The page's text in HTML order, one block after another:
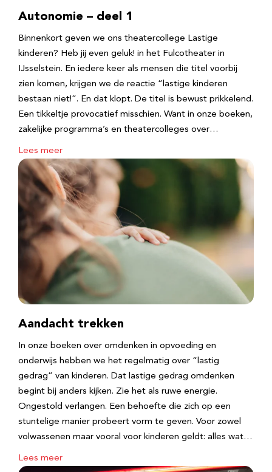
Autonomie – deel 1
Binnenkort geven we ons theatercollege Lastige
kinderen? Heb jij even geluk! in het Fulcotheater in
IJsselstein. En iedere keer als mensen die titel voorbij
zien komen, krijgen we de reactie “lastige kinderen
bestaan niet!”. En dat klopt. De titel is bewust prikkelend.
Een tikkeltje provocatief misschien. Want in onze boeken,
zakelijke programma’s en theatercolleges over…
Lees meer
Aandacht trekken
In onze boeken over omdenken in opvoeding en
onderwijs hebben we het regelmatig over “lastig
gedrag” van kinderen. Dat lastige gedrag omdenken
begint bij anders kijken. Zie het als ruwe energie.
Ongestold verlangen. Een behoefte die zich op een
stuntelige manier probeert vorm te geven. Voor zowel
volwassenen maar vooral voor kinderen geldt: alles wat…
Lees meer